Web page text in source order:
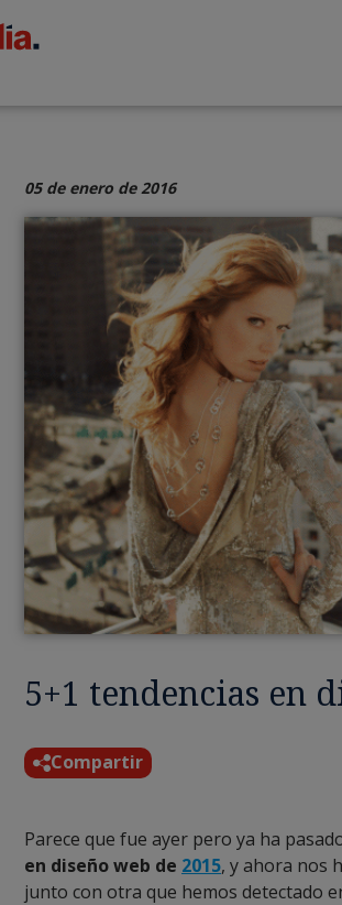
05 de enero de 2016
5+1 tendencias en
Compartir
Parece que fue ayer pero ya ha
en diseño web de 2015, y ahora nos
junto con otra que hemos detectado